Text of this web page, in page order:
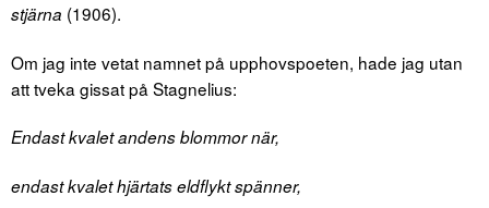
stjärna (1906).
Om jag inte vetat namnet på upphovspoeten, hade jag utan
att tveka gissat på Stagnelius:
Endast kvalet andens blommor när,
endast kvalet hjärtats eldflykt spänner,